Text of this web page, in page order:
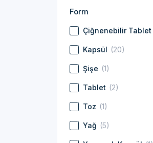
Form
Çiğnenebilir Tablet
Kapsül (20)
Şişe (1)
Tablet (2)
Toz (1)
Yağ (5)